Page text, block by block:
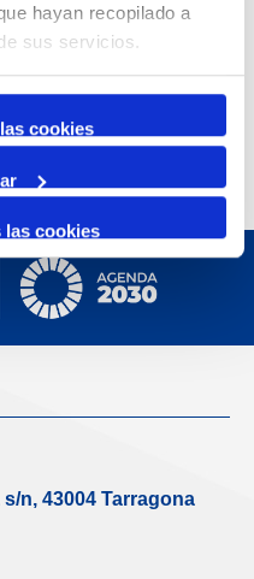
hayan recopilado a
sus servicios.
cookies
las cookies
2026
n, 43004 Tarragona